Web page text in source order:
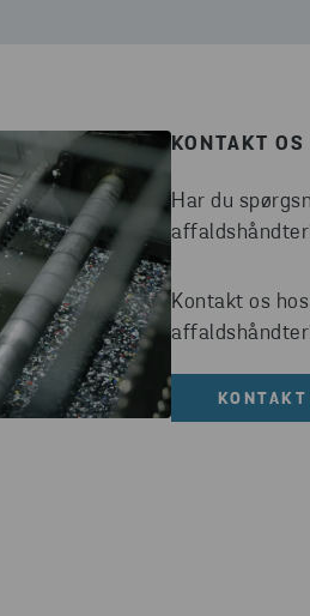
KONTAKT
Har du
Kontakt os
KONTAKT